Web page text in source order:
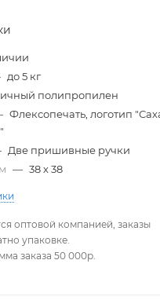
до 5 кг
полипропилен
Флексопечать, логотип
Две пришивные ручки
— 38 х 38
оптовой компанией, заказы
упаковке.
заказа 50 000р.